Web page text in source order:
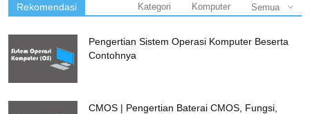
Rekomendasi Kategori Komputer Semua
Pengertian Sistem Operasi Komputer Beserta
Contohnya
CMOS | Pengertian Baterai CMOS, Fungsi,